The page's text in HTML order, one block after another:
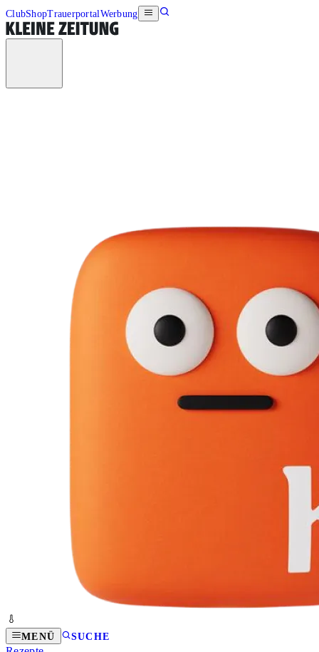
ClubShopTrauerportalWerbung
MENÜ SUCHE